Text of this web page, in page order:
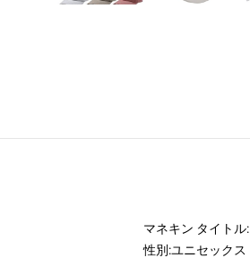
マネキン タイトル:
性別:ユニセックス